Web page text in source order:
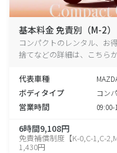
基本料金 免責別（M-2）
コンパクトのレンタル、お
捨てなどの詳細は、こちら
代表車種
ボディタイプ コン
営業時間 09:00-
6時間9,108円
免責補償制度【K-0,C-1,C-
1,430円